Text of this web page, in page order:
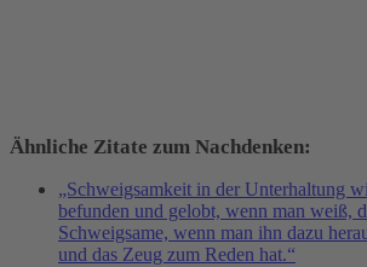
Ähnliche Zitate zum Nachdenken:
„Schweigsamkeit in der Unterhaltung
befunden und gelobt, wenn man weiß,
Schweigsame, wenn man ihn dazu
und das Zeug zum Reden hat.“